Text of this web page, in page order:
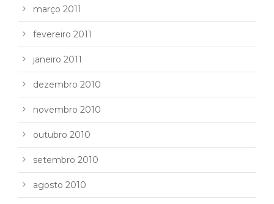
março 2011
fevereiro 2011
janeiro 2011
dezembro 2010
novembro 2010
outubro 2010
setembro 2010
agosto 2010